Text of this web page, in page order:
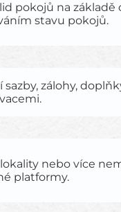
pokojů na základě
stavu pokojů.
sazby, zálohy,
nebo více
platformy.